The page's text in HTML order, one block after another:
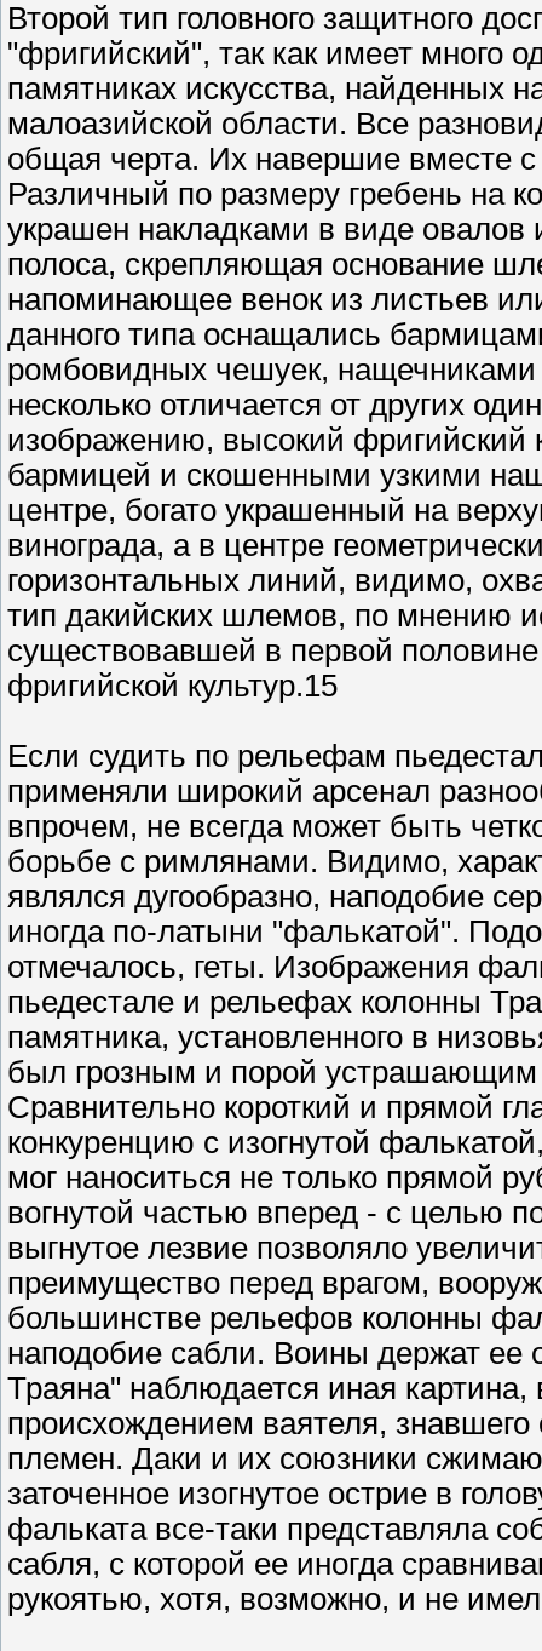
Второй тип головного защитного
"фригийский", так как имеет много
памятниках искусства, найденных
малоазийской области. Все
общая черта. Их навершие вместе с
Различный по размеру гребень на
украшен накладками в виде
полоса, скрепляющая основание
напоминающее венок из листьев
данного типа оснащались
ромбовидных чешуек,
несколько отличается от других
изображению, высокий фригийский
бармицей и скошенными узкими
центре, богато украшенный на
винограда, а в центре
горизонтальных линий, видимо,
тип дакийских шлемов, по мнению
существовавшей в первой
фригийской культур.15
Если судить по рельефам
применяли широкий арсенал
впрочем, не всегда может быть
борьбе с римлянами. Видимо,
являлся дугообразно, наподобие
иногда по-латыни "фалькатой".
отмечалось, геты. Изображения
пьедестале и рельефах колонны
памятника, установленного в
был грозным и порой устрашающим
Сравнительно короткий и прямой
конкуренцию с изогнутой
мог наноситься не только прямой
вогнутой частью вперед - с целью
выгнутое лезвие позволяло
преимущество перед врагом,
большинстве рельефов колонны
наподобие сабли. Воины держат ее
Траяна" наблюдается иная
происхождением ваятеля,
племен. Даки и их союзники
заточенное изогнутое острие в
фальката все-таки представляла
сабля, с которой ее иногда
рукоятью, хотя, возможно, и не